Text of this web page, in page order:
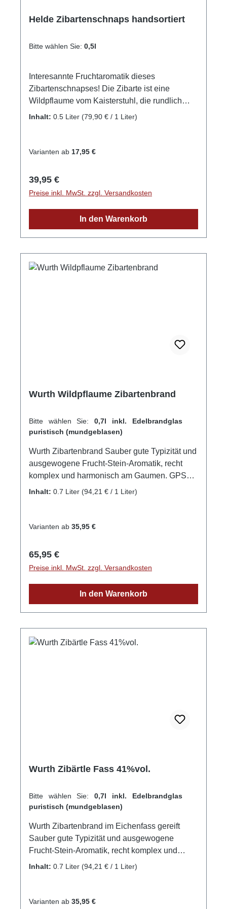
Helde Zibartenschnaps handsortiert
Bitte wählen Sie: 0,5l
Interesannte Fruchtaromatik dieses
Zibartenschnapses! Die Zibarte ist eine
Wildpflaume vom Kaisterstuhl, die rundlich
blau oder gelb aussieht. Diese badische
vollreifen Zibarten-Früchte werden sorgsam mit
zweifache Destillation ergibt den Feinbrand.
Die ideale Trinktemparatur liegt bei 16-18°C
Bioland zertifiziert! GPSR-Informationen
HerstellerFirma: Ökologisches Wein- & Sektgut
info@wein-helde.de
Inhalt: 0.5 Liter (79,90 € / 1 Liter)
Varianten ab 17,95 €
Regulärer Preis:
39,95 €
Preise inkl. MwSt. zzgl. Versandkosten
In den Warenkorb
Wurth Wildpflaume Zibartenbrand
Bitte wählen Sie: 0,7l inkl. Edelbrandglas
puristisch (mundgeblasen)
Wurth Zibartenbrand Sauber gute Typizität und
ausgewogene Frucht-Stein-Aromatik, recht
komplex und harmonisch am Gaumen. GPSR-
Informationen HerstellerFirma: Edelbrennerei
77743E-Mail: info@edelbrennerei-wurth.com
Inhalt: 0.7 Liter (94,21 € / 1 Liter)
Varianten ab 35,95 €
Regulärer Preis:
65,95 €
Preise inkl. MwSt. zzgl. Versandkosten
In den Warenkorb
Wurth Zibärtle Fass 41%vol.
Bitte wählen Sie: 0,7l inkl. Edelbrandglas
puristisch (mundgeblasen)
Wurth Zibartenbrand im Eichenfass gereift
Sauber gute Typizität und ausgewogene
Frucht-Stein-Aromatik, recht komplex und
harmonisch am Gaumen. GPSR-Informationen
Laubertsweg 6Postleitzahl: 77743E-Mail:
Inhalt: 0.7 Liter (94,21 € / 1 Liter)
Varianten ab 35,95 €